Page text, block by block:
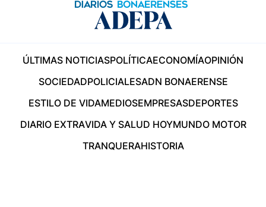
ÚLTIMAS NOTICIASPOLÍTICAECONOMÍAOPINIÓN
SOCIEDADPOLICIALESADN BONAERENSE
ESTILO DE VIDAMEDIOSEMPRESASDEPORTES
DIARIO EXTRAVIDA Y SALUD HOYMUNDO MOTOR
TRANQUERAHISTORIA